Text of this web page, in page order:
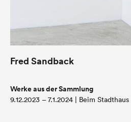
Fred Sandback
Werke aus der Sammlung
9.12.2023 – 7.1.2024 | Beim Stadthaus